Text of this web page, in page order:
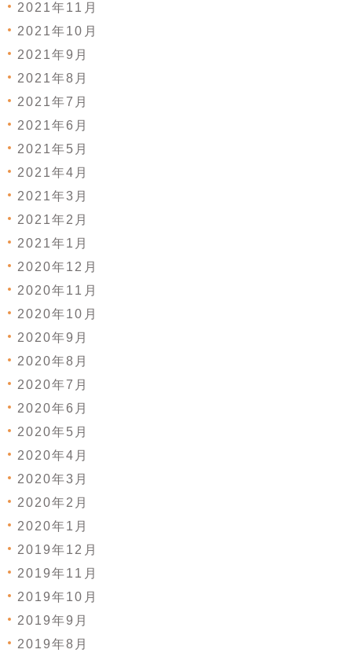
2021年11月
2021年10月
2021年9月
2021年8月
2021年7月
2021年6月
2021年5月
2021年4月
2021年3月
2021年2月
2021年1月
2020年12月
2020年11月
2020年10月
2020年9月
2020年8月
2020年7月
2020年6月
2020年5月
2020年4月
2020年3月
2020年2月
2020年1月
2019年12月
2019年11月
2019年10月
2019年9月
2019年8月